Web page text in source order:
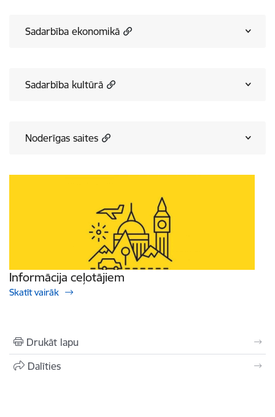
Sadarbība ekonomikā
Sadarbība kultūrā
Noderīgas saites
Informācija ceļotājiem
Skatīt vairāk
Drukāt lapu
Dalīties